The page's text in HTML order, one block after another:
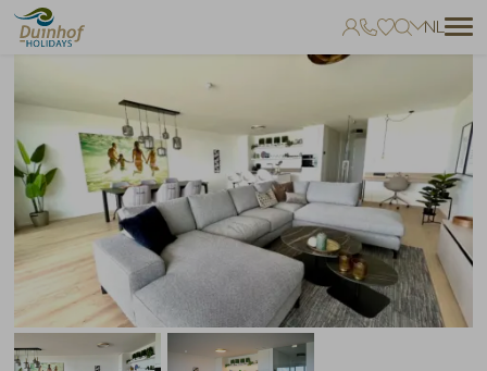
Geen favorieten
Je kunt accommodaties toevoegen aan uw favorieten door op het
NL